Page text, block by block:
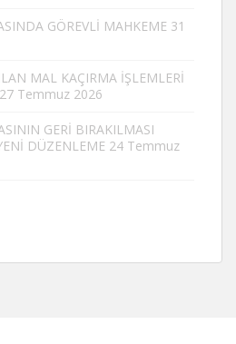
GÖREVLİ MAHKEME 31
MAL KAÇIRMA İŞLEMLERİ
27 Temmuz 2026
GERİ BIRAKILMASI
DÜZENLEME 24 Temmuz